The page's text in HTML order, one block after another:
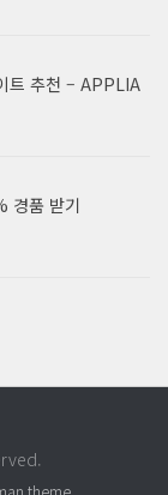
트 추천 – APPLIA
경품 받기